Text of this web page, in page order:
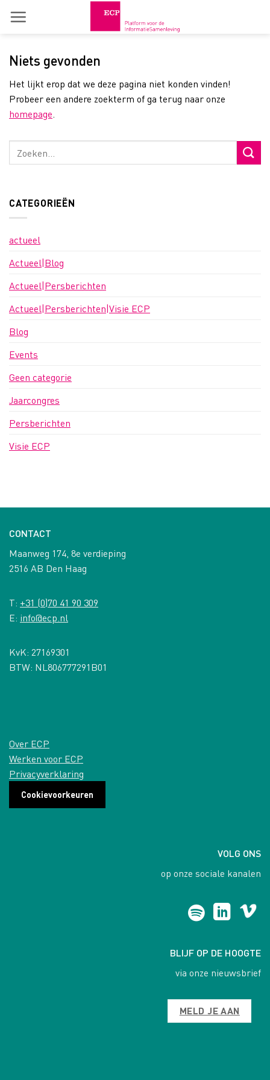
Niets gevonden
Het lijkt erop dat we deze pagina niet konden vinden!
Probeer een andere zoekterm of ga terug naar onze
homepage
CATEGORIEËN
actueel
Actueel|Blog
Actueel|Persberichten
Actueel|Persberichten|Visie ECP
Blog
Events
Geen categorie
Jaarcongres
Persberichten
Visie ECP
CONTACT
Maanweg 174, 8e verdieping
2516 AB Den Haag
T: +31 (0)70 41 90 309
E: info@ecp.nl
KvK: 27169301
BTW: NL806777291B01
Over ECP
Werken voor ECP
Privacyverklaring
Cookievoorkeuren
VOLG ONS
op onze sociale kanalen
BLIJF OP DE HOOGTE
via onze nieuwsbrief
MELD JE AAN